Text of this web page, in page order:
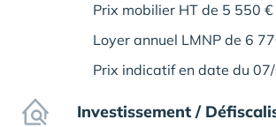
Prix mobilier HT de 5 550 €
Loyer annuel LMNP de 6
Prix indicatif en date du
Investissement /